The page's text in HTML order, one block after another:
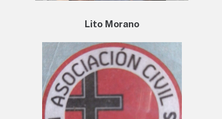
Lito Morano